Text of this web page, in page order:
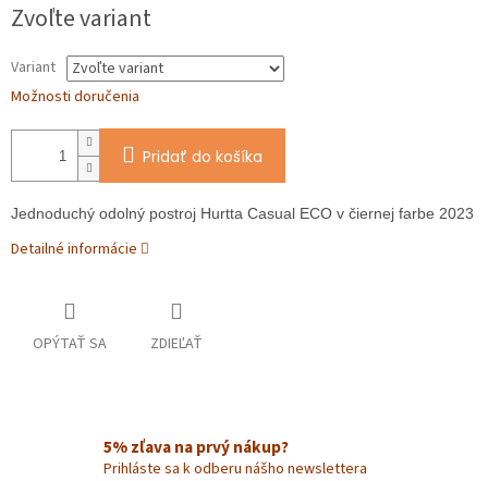
cena:
Zvoľte variant
Variant
Možnosti doručenia
Pridať do košíka
Jednoduchý odolný postroj Hurtta Casual ECO v čiernej farbe 2023
Detailné informácie
OPÝTAŤ SA ZDIEĽAŤ
5% zľava na prvý nákup?
Prihláste sa k odberu nášho newslettera